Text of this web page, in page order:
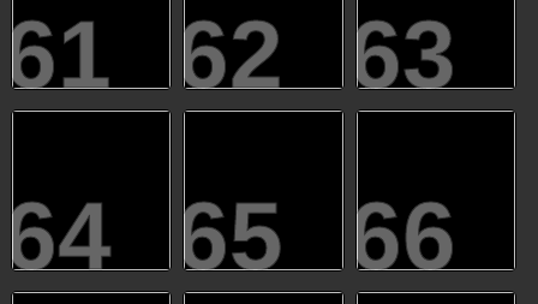
61
62
63
64
65
66